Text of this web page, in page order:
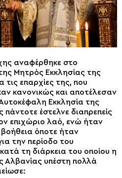
αναφέρθηκε στο
Μητρός Εκκλησίας της
τις επαρχίες της, που
κανονικώς και αποτέλεσαν
Εκκλησία της
πάντοτε έστελνε διαπρεπείς
επιχώριο λαό, ενώ ήταν
βοήθεια όποτε ήταν
την περίοδο του
τη διάρκεια του οποίου η
Αλβανίας υπέστη πολλά